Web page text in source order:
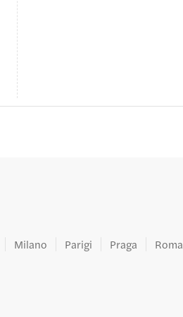
Milano Parigi Praga
Roma